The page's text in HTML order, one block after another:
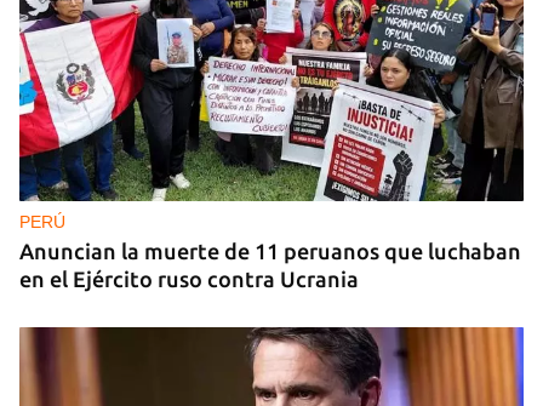
PERÚ
Anuncian la muerte de 11 peruanos que luchaban
en el Ejército ruso contra Ucrania